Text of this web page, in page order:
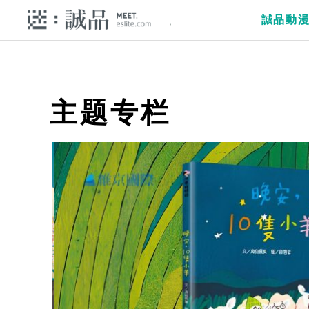
誠品動
主题专栏